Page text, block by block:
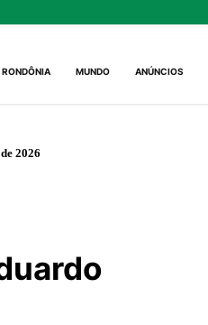
RONDÔNIA MUNDO ANÚNCIOS
2026